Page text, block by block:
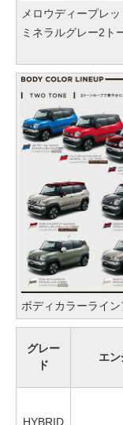
メロウディープレ
ミネラルグレー2ト
ボディカラーライ
グレー
ド
エン
HYBRID